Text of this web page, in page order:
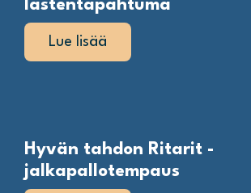
lastentapahtuma
Lue lisää
Hyvän tahdon Ritarit -
jalkapallotempaus